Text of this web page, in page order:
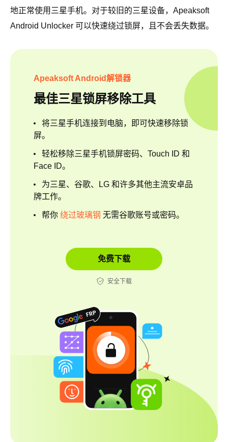
地正常使用三星手机。对于较旧的三星设备，Apeaksoft
Android Unlocker 可以快速绕过锁屏，且不会丢失数据。
Apeaksoft Android解锁器
最佳三星锁屏移除工具
将三星手机连接到电脑，即可快速移除锁
屏。
轻松移除三星手机锁屏密码、Touch ID 和
Face ID。
为三星、谷歌、LG 和许多其他主流安卓品
牌工作。
帮你 绕过玻璃钢 无需谷歌账号或密码。
免费下载
安全下载